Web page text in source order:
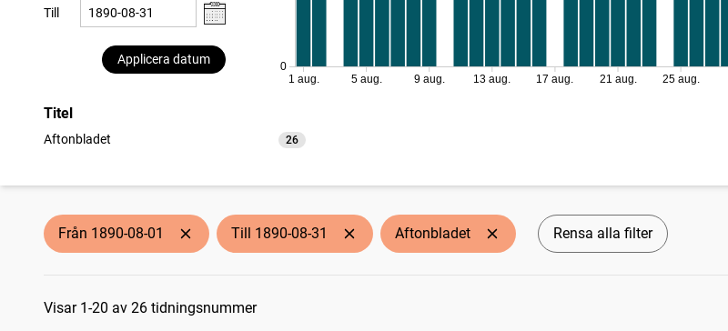
Till
Applicera datum
0
1 aug. 5 aug. 9 aug. 13 aug. 17 aug. 21 aug. 25 aug.
Titel
Aftonbladet 26
träffar
Från 1890-08-01 Till 1890-08-31 Aftonbladet Rensa alla filter
Sökresultat
Visar 1-20 av 26 tidningsnummer